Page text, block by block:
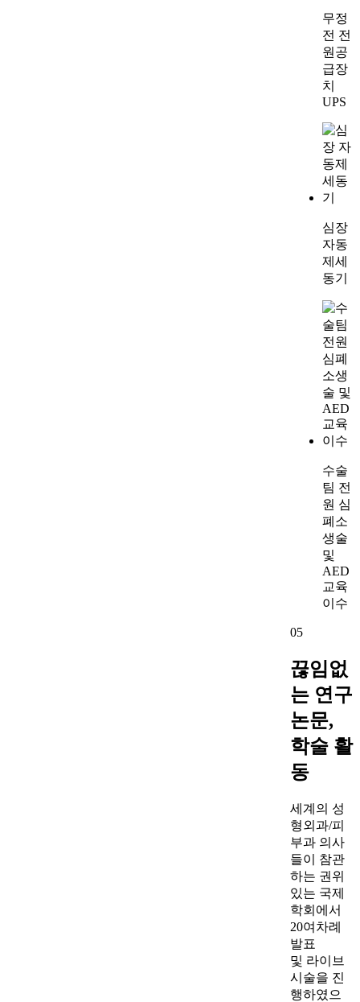
무정
전 전
원공
급장
치
UPS
심장
자동
제세
동기
수술
팀 전
원 심
폐소
생술
및
AED
교육
이수
05
끊임없
는 연구
논문,
학술 활
동
세계의 성
형외과/피
부과 의사
들이 참관
하는 권위
있는 국제
학회에서
20여차례
발표
및 라이브
시술을 진
행하였으